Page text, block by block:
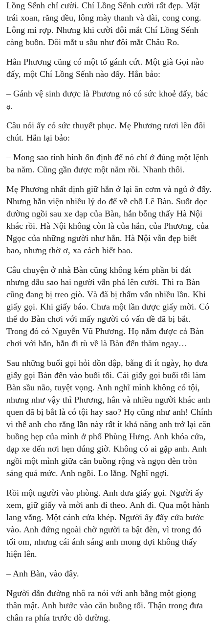
Lồng Sếnh chỉ cười. Chí Lồng Sếnh cười rất đẹp. Mặt
trái xoan, răng đều, lông mày thanh và dài, cong cong.
Lông mi rợp. Nhưng khi cười đôi mắt Chí Lồng Sếnh
càng buồn. Đôi mắt u sầu như đôi mắt Châu Ro.
Hẳn Phương cũng có một tổ gánh cứt. Một già Gọi nào
đấy, một Chí Lồng Sếnh nào đấy. Hắn bảo:
– Gánh vệ sinh được là Phương nó có sức khoẻ đấy, bác
ạ.
Câu nói ấy có sức thuyết phục. Mẹ Phương tươi lên đôi
chút. Hắn lại bảo:
– Mong sao tình hình ổn định để nó chỉ ở đúng một lệnh
ba năm. Cũng gần được một năm rồi. Nhanh thôi.
Mẹ Phương nhất dịnh giữ hắn ở lại ăn cơm và ngủ ở đấy.
Nhưng hắn viện nhiều lý do để về chỗ Lê Bàn. Suốt dọc
đường ngồi sau xe đạp của Bàn, hắn bỗng thấy Hà Nội
khác rồi. Hà Nội không còn là của hắn, của Phương, của
Ngọc của những người như hắn. Hà Nội vẫn đẹp biết
bao, nhưng thờ ơ, xa cách biết bao.
Câu chuyện ở nhà Bàn cũng không kém phần bi đát
nhưng dẫu sao hai người vẫn phá lên cười. Thì ra Bàn
cũng đang bị treo giò. Và đã bị thẩm vấn nhiều lần. Khi
giấy gọi. Khi giấy báo. Chưa một lần được giấy mời. Có
thể do Bàn chơi với mấy người có vấn đề đã bị bắt.
Trong đó có Nguyễn Vũ Phương. Họ nắm được cả Bàn
chơi với hắn, hắn đi tù về là Bàn đến thăm ngay…
Sau những buổi gọi hỏi dồn dập, bẵng đi ít ngày, họ đưa
giấy gọi Bàn đến vào buổi tối. Cái giấy gọi buổi tối làm
Bàn sầu não, tuyệt vọng. Anh nghĩ mình không có tội,
nhưng như vậy thì Phương, hắn và nhiều người khác anh
quen đã bị bắt là có tội hay sao? Họ cũng như anh! Chính
vì thế anh cho rằng lần này rất ít khả năng anh trở lại căn
buồng hẹp của mình ở phố Phùng Hưng. Anh khóa cửa,
đạp xe đến nơi hẹn đúng giờ. Không có ai gặp anh. Anh
ngồi một mình giữa căn buồng rộng và ngọn đèn tròn
sáng quá mức. Anh ngồi. Lo lắng. Nghĩ ngợi.
Rồi một người vào phòng. Anh đưa giấy gọi. Người ấy
xem, giữ giấy và mời anh đi theo. Anh đi. Qua một hành
lang vắng. Một cánh cửa khép. Người ấy đẩy cửa bước
vào. Anh đứng ngoài chờ người ta bật đèn, vì trong đó
tối om, nhưng cái ánh sáng anh mong đợi không thấy
hiện lên.
– Anh Bàn, vào đây.
Người dẫn đường nhô ra nói với anh bằng một giọng
thân mật. Anh bước vào căn buồng tối. Thận trong đưa
chân ra phía trước dò đường.